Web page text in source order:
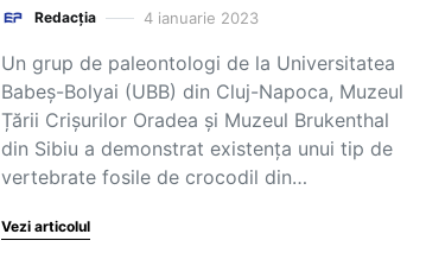
Redacția 4 ianuarie 2023
Un grup de paleontologi de la Universitatea
Babeș-Bolyai (UBB) din Cluj-Napoca, Muzeul
Țării Crișurilor Oradea și Muzeul Brukenthal
din Sibiu a demonstrat existența unui tip de
vertebrate fosile de crocodil din…
Vezi articolul